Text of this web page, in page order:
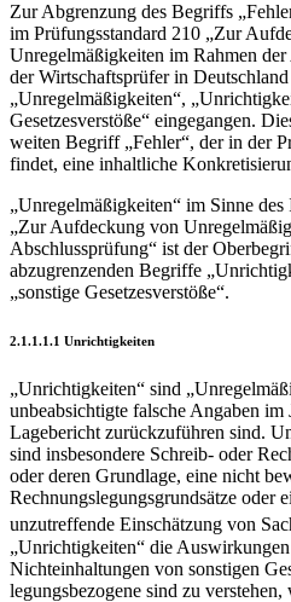
Zur Abgrenzung des Begriffs
im Prüfungsstandard 210 „Zur
Unregelmäßigkeiten im Rahmen
der Wirtschaftsprüfer in
„Unregel­mäßigkeiten“,
Gesetzesverstöße“ eingegangen.
weiten Begriff „Fehler“, der in der
findet, eine inhaltliche
„Unregelmäßigkeiten“ im Sinne
„Zur Aufdeckung von
Abschlussprüfung“ ist der
abzugrenzenden Begriffe
„sonstige Gesetzesverstöße“.
2.1.1.1.1 Unrichtigkeiten
„Unrichtigkeiten“ sind
unbeabsichtigte falsche Angaben im
Lagebericht zurückzuführen sind.
sind insbesondere Schreib- oder
oder deren Grundlage, eine nicht
Rechnungs­legungsgrundsätze oder
unzutreffende Einschätzung von
„Unrichtigkeiten“ die
Nichteinhaltungen von sonstigen
legungsbezogene sind zu